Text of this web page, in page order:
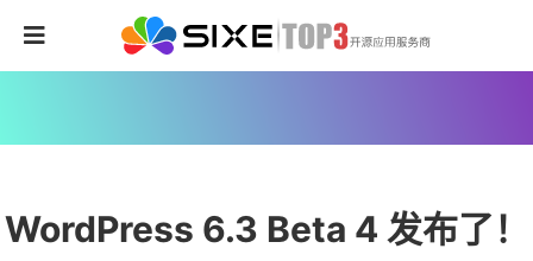
WordPress 6.3 Beta 4 发布了！